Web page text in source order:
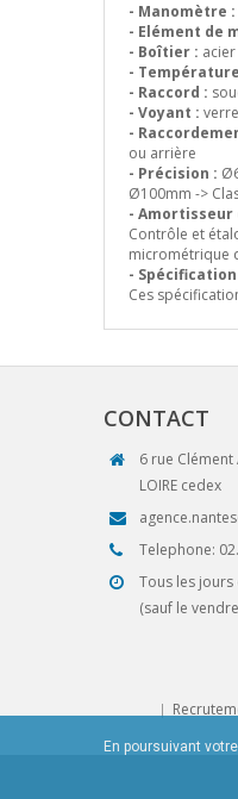
- Manomètre :
- Elément de
- Boîtier :
-
- Raccord :
- Voyant :
-
ou arrière
- Précision :
Ø100mm ->
- Amortisseur
Contrôle et
micrométrique
-
Ces
CONTACT
6 rue Clément
LOIRE cedex
Telephone:
Tous les
(sauf le
En poursuivant